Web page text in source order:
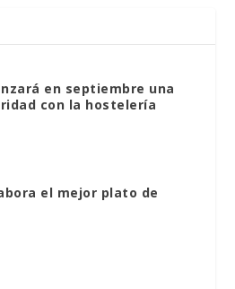
en septiembre una
con la hostelería
el mejor plato de